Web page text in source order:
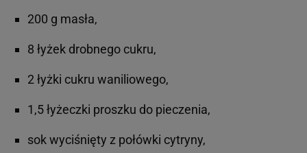
200 g masła,
8 łyżek drobnego cukru,
2 łyżki cukru waniliowego,
1,5 łyżeczki proszku do pieczenia,
sok wyciśnięty z połówki cytryny,